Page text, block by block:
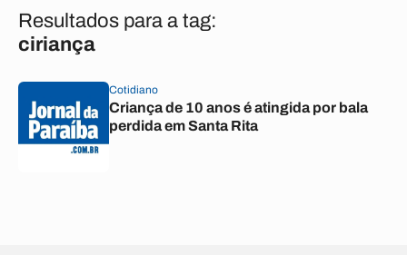
Resultados para a tag:
ciriança
Cotidiano
Criança de 10 anos é atingida por bala
perdida em Santa Rita